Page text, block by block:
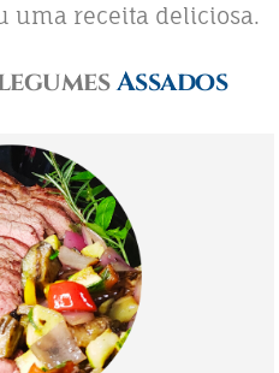
uma receita deliciosa.
Assados